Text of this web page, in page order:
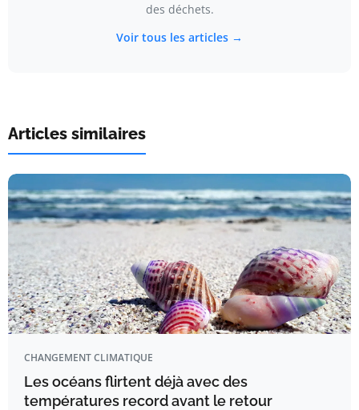
des déchets.
Voir tous les articles →
Articles similaires
CHANGEMENT CLIMATIQUE
Les océans flirtent déjà avec des
températures record avant le retour